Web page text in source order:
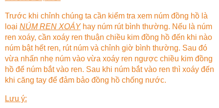
Trước khi chỉnh chúng ta cần kiểm tra xem núm đồng hồ là
loại NÚM REN XOÁYhay núm rút bình thường. Nếu là núm
ren xoáy, cần xoáy ren thuận chiều kim đồng hồ đến khi nào
núm bật hết ren, rút núm và chỉnh giờ bình thường. Sau đó
vừa nhấn nhẹ núm vào vừa xoáy ren ngược chiều kim đồng
hồ để núm bắt vào ren. Sau khi núm bắt vào ren thì xoáy đến
khi căng tay để đảm bảo đồng hồ chống nước.
Lưu ý: